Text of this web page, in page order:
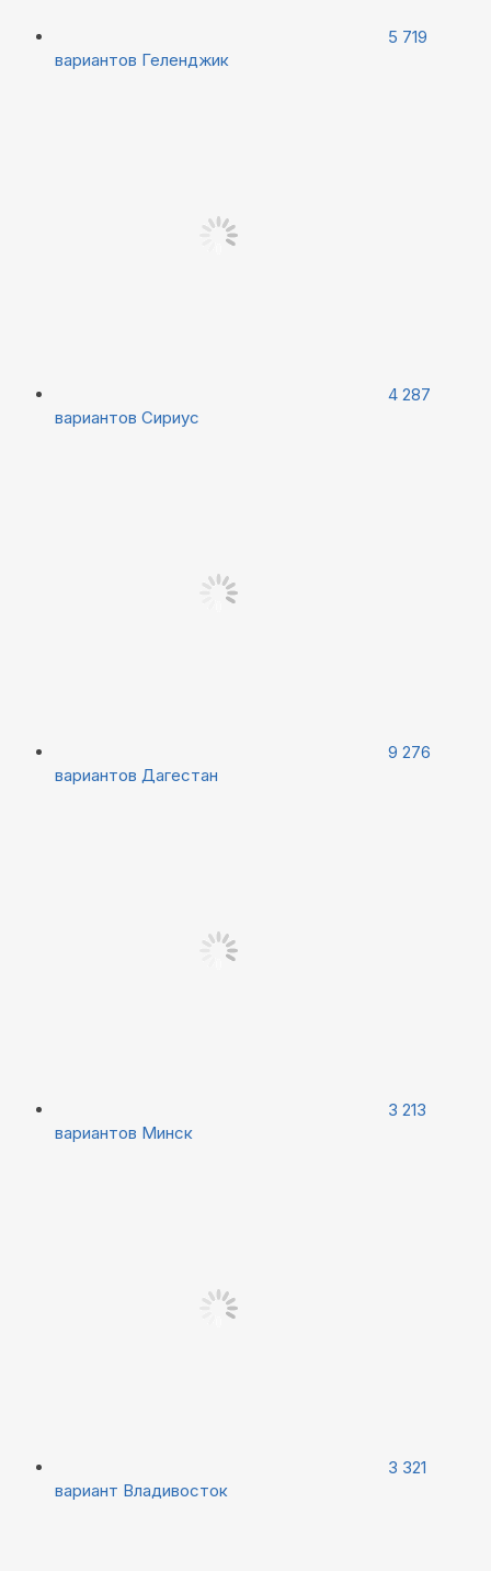
5 719
вариантов Геленджик
4 287
вариантов Сириус
9 276
вариантов Дагестан
3 213
вариантов Минск
3 321
вариант Владивосток